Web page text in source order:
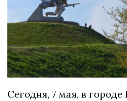
Сегодня, 7 мая, в